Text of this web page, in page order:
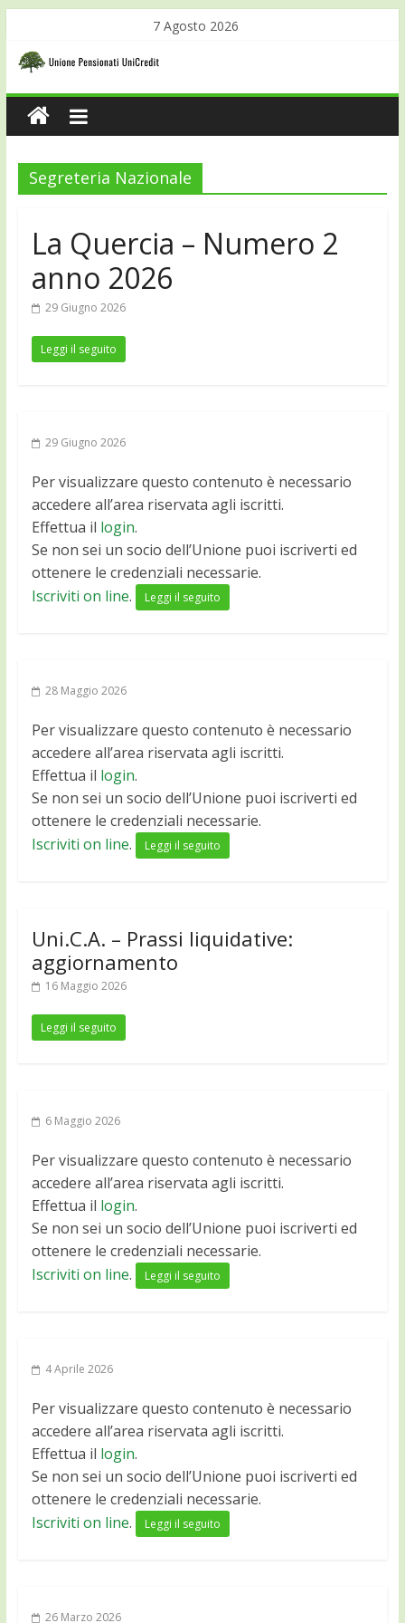
7 Agosto 2026
Segreteria Nazionale
La Quercia – Numero 2
anno 2026
29 Giugno 2026
Leggi il seguito
29 Giugno 2026
Per visualizzare questo contenuto è necessario
accedere all’area riservata agli iscritti.
Effettua il login.
Se non sei un socio dell’Unione puoi iscriverti ed
ottenere le credenziali necessarie.
Iscriviti on line. Leggi il seguito
28 Maggio 2026
Per visualizzare questo contenuto è necessario
accedere all’area riservata agli iscritti.
Effettua il login.
Se non sei un socio dell’Unione puoi iscriverti ed
ottenere le credenziali necessarie.
Iscriviti on line. Leggi il seguito
Uni.C.A. – Prassi liquidative:
aggiornamento
16 Maggio 2026
Leggi il seguito
6 Maggio 2026
Per visualizzare questo contenuto è necessario
accedere all’area riservata agli iscritti.
Effettua il login.
Se non sei un socio dell’Unione puoi iscriverti ed
ottenere le credenziali necessarie.
Iscriviti on line. Leggi il seguito
4 Aprile 2026
Per visualizzare questo contenuto è necessario
accedere all’area riservata agli iscritti.
Effettua il login.
Se non sei un socio dell’Unione puoi iscriverti ed
ottenere le credenziali necessarie.
Iscriviti on line. Leggi il seguito
26 Marzo 2026